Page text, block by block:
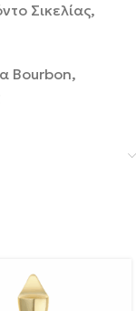
Σικελίας,
Bourbon,